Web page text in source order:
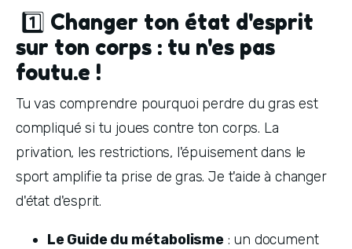
1️⃣ Changer ton état d'esprit
sur ton corps : tu n'es pas
foutu.e !
Tu vas comprendre pourquoi perdre du gras est
compliqué si tu joues contre ton corps. La
privation, les restrictions, l'épuisement dans le
sport amplifie ta prise de gras. Je t'aide à changer
d'état d'esprit.
Le Guide du métabolisme : un document